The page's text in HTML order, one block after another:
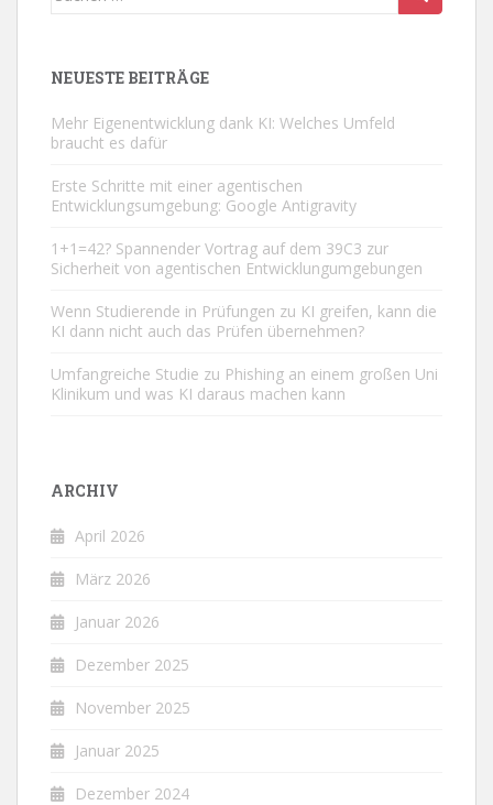
NEUESTE BEITRÄGE
Mehr Eigenentwicklung dank KI: Welches Umfeld
braucht es dafür
Erste Schritte mit einer agentischen
Entwicklungsumgebung: Google Antigravity
1+1=42? Spannender Vortrag auf dem 39C3 zur
Sicherheit von agentischen Entwicklungumgebungen
Wenn Studierende in Prüfungen zu KI greifen, kann die
KI dann nicht auch das Prüfen übernehmen?
Umfangreiche Studie zu Phishing an einem großen Uni
Klinikum und was KI daraus machen kann
ARCHIV
April 2026
März 2026
Januar 2026
Dezember 2025
November 2025
Januar 2025
Dezember 2024